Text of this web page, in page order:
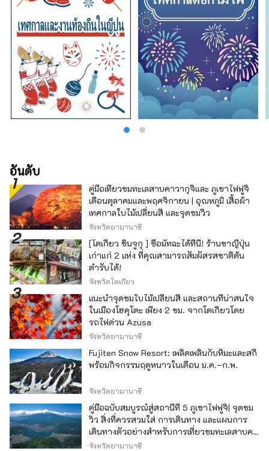
อันดับ
คู่มือเที่ยวชมทะเลสาบคาวากุจิและ ภูเขาไฟฟูจิ
เดือนตุลาคมและพฤศจิกายน | อุณหภูมิ เสื้อผ้า
เทศกาลใบไม้เปลี่ยนสี และจุดชมวิว
จังหวัดยามานาชิ
[โตเกียว ชินจูกุ ] ซื้อมัทฉะได้ที่นี่! ร้านชาญี่ปุ่น
เก่าแก่ 2 แห่ง ที่คุณสามารถสัมผัสรสชาติต้น
ตำรับได้!
จังหวัดโตเกียว
แนะนำจุดชมใบไม้เปลี่ยนสี และสถานที่น่าสนใจ
ในเมืองโฮคุโตะ เพียง 2 ชม. จากโตเกียวโดย
รถไฟด่วน Azusa
จังหวัดยามานาชิ
Fujiten Snow Resort: เพลิดเพลินกับหิมะและสกี
พร้อมกิจกรรมฤดูหนาวในเดือน ม.ค.–ก.พ.
จังหวัดยามานาชิ
คู่มือฉบับสมบูรณ์สู่สถานีที่ 5 ภูเขาไฟฟูจิ| จุดชม
วิว สิ่งที่ควรสวมใส่ การเดินทาง และแผนการ
เดินทางตัวอย่างสำหรับการเที่ยวชมทะเลสาบคา
วากุจิ
จังหวัดยามานาชิ